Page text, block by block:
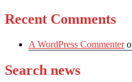
Recent Comments
A WordPress Commenter
Search news